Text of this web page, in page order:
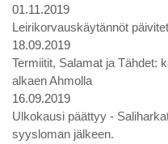
01.11.2019
Leirikorvauskäytännöt
18.09.2019
Termiitit, Salamat ja Tähdet:
alkaen Ahmolla
16.09.2019
Ulkokausi päättyy -
syysloman jälkeen.